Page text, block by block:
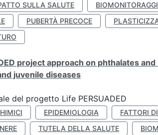
SULLA SALUTE
PUBERTÀ PRECOCE
project approach on phthalates
juvenile diseases
del progetto Life PERSUADED
EPIDEMIOLOGIA FATTORI
TUTELA DELLA SALUTE